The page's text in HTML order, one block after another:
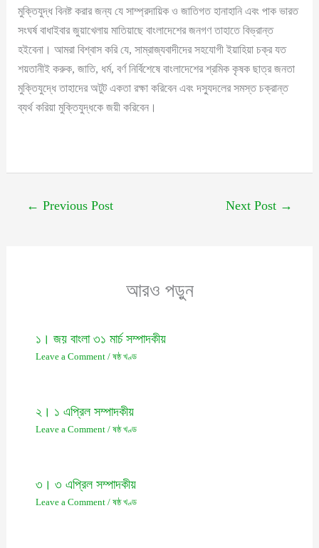
মুক্তিযুদ্ধ বিনষ্ট করার জন্য যে সাম্প্রদায়িক ও জাতিগত হানাহানি এবং পাক ভারত
সংঘর্ষ বাধাইবার জুয়াখেলায় মাতিয়াছে বাংলাদেশের জনগণ তাহাতে বিভ্রান্ত
হইবেনা। আমরা বিশ্বাস করি যে, সাম্রাজ্যবাদীদের সহযোগী ইয়াহিয়া চক্র যত
শয়তানীই করুক, জাতি, ধর্ম, বর্ণ নির্বিশেষে বাংলাদেশের শ্রমিক কৃষক ছাত্র জনতা
মুক্তিযুদ্ধে তাহাদের অটুট একতা রক্ষা করিবেন এবং দস্যুদলের সমস্ত চক্রান্ত
ব্যর্থ করিয়া মুক্তিযুদ্ধকে জয়ী করিবেন।
← Previous Post Next Post →
আরও পড়ুন
১। জয় বাংলা ৩১ মার্চ সম্পাদকীয়
Leave a Comment / ষষ্ঠ খণ্ড
২। ১ এপ্রিল সম্পাদকীয়
Leave a Comment / ষষ্ঠ খণ্ড
৩। ৩ এপ্রিল সম্পাদকীয়
Leave a Comment / ষষ্ঠ খণ্ড